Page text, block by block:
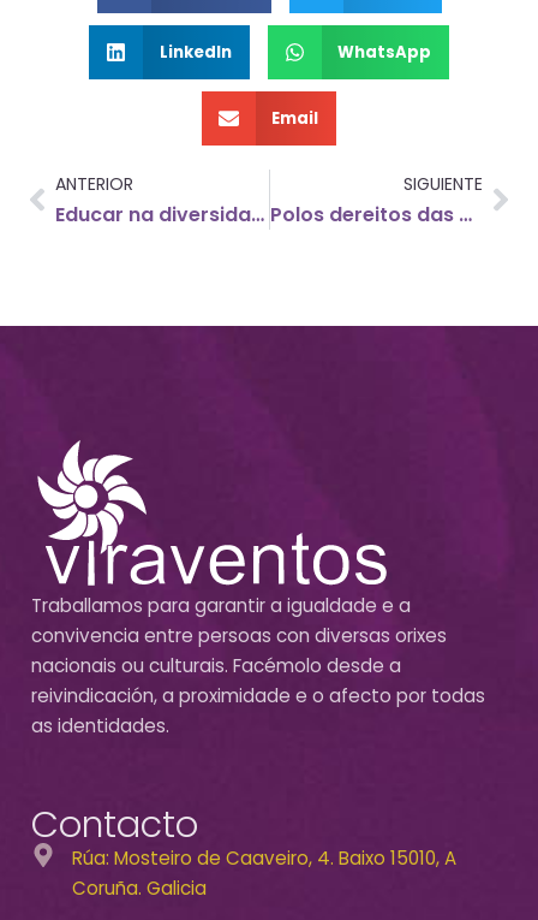
LinkedIn WhatsApp
Email
ANTERIOR
Educar na diversidade
SIGUIENTE
Polos dereitos das persoas refuxiadas
Traballamos para garantir a igualdade e a
convivencia entre persoas con diversas orixes
nacionais ou culturais. Facémolo desde a
reivindicación, a proximidade e o afecto por todas
as identidades.
Contacto
Rúa: Mosteiro de Caaveiro, 4. Baixo 15010, A
Coruña. Galicia